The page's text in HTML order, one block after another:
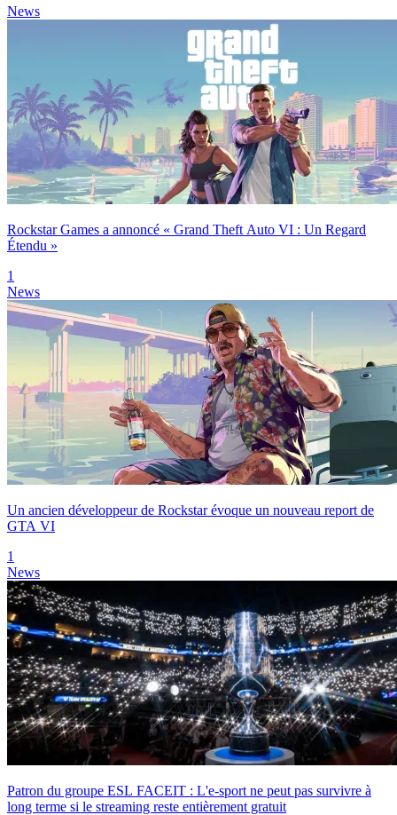
News
Rockstar Games a annoncé « Grand Theft Auto VI : Un Regard
Étendu »
1
News
Un ancien développeur de Rockstar évoque un nouveau report de
GTA VI
1
News
Patron du groupe ESL FACEIT : L'e-sport ne peut pas survivre à
long terme si le streaming reste entièrement gratuit